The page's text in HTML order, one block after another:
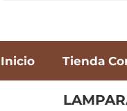
Inicio Tienda